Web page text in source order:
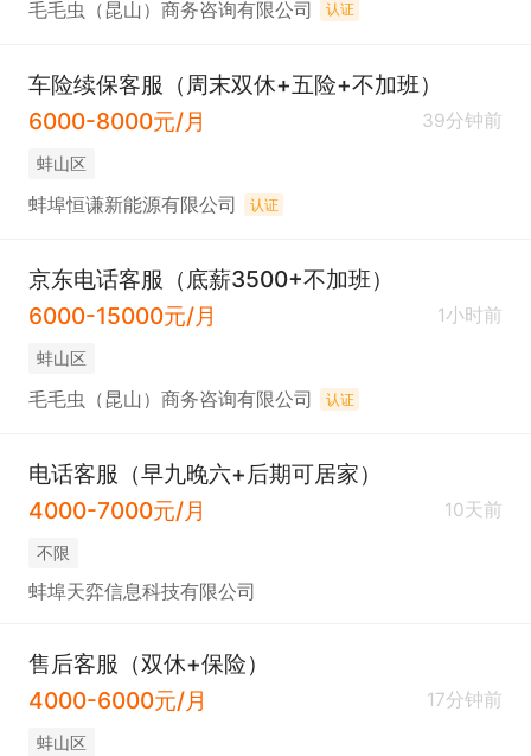
毛毛虫（昆山）商务咨询有限公司 认证
车险续保客服（周末双休+五险+不加班）
6000-8000元/月
39分钟前
蚌山区
蚌埠恒谦新能源有限公司 认证
京东电话客服（底薪3500+不加班）
6000-15000元/月
1小时前
蚌山区
毛毛虫（昆山）商务咨询有限公司 认证
电话客服（早九晚六+后期可居家）
4000-7000元/月
10天前
不限
蚌埠天弈信息科技有限公司
售后客服（双休+保险）
4000-6000元/月
17分钟前
蚌山区